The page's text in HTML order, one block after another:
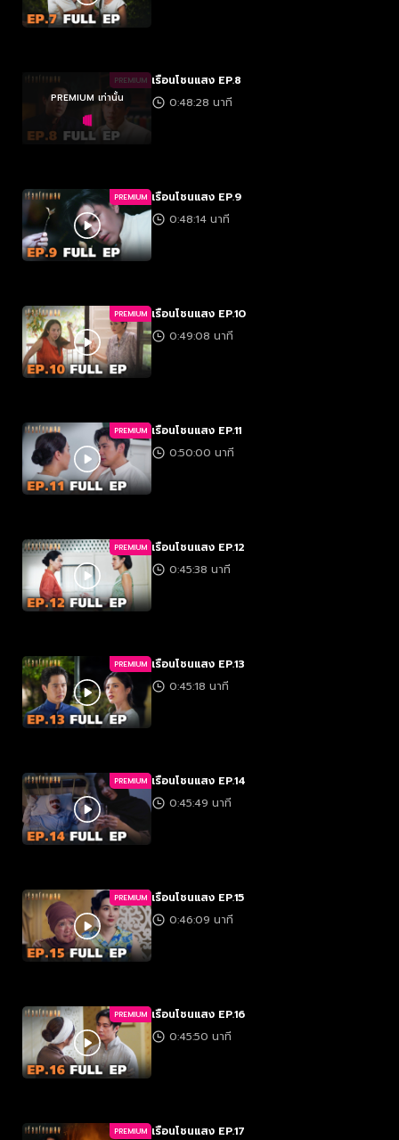
PREMIUM
PREMIUM เท่านั้น
เรือนโชนแสง EP.8
0:48:28 นาที
PREMIUM เรือนโชนแสง EP.9
0:48:14 นาที
PREMIUM เรือนโชนแสง EP.10
0:49:08 นาที
PREMIUM เรือนโชนแสง EP.11
0:50:00 นาที
PREMIUM เรือนโชนแสง EP.12
0:45:38 นาที
PREMIUM เรือนโชนแสง EP.13
0:45:18 นาที
PREMIUM เรือนโชนแสง EP.14
0:45:49 นาที
PREMIUM เรือนโชนแสง EP.15
0:46:09 นาที
PREMIUM เรือนโชนแสง EP.16
0:45:50 นาที
PREMIUM เรือนโชนแสง EP.17